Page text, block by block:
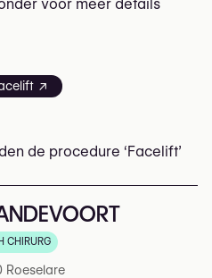
voor meer details
↗
de procedure ‘Facelift’
Google
CHIRURG
Roeselare